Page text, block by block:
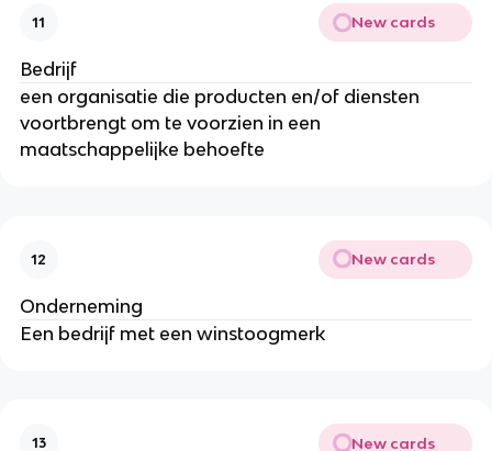
11 New cards
Bedrijf
een organisatie die producten en/of diensten
voortbrengt om te voorzien in een
maatschappelijke behoefte
12 New cards
Onderneming
Een bedrijf met een winstoogmerk
13 New cards